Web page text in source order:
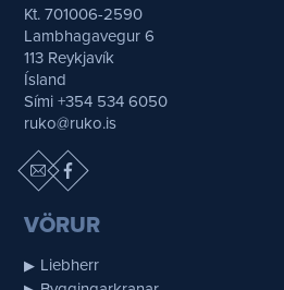
Kt. 701006-2590
Lambhagavegur 6
113 Reykjavík
Ísland
Sími +354 534 6050
ruko@ruko.is
VÖRUR
Liebherr